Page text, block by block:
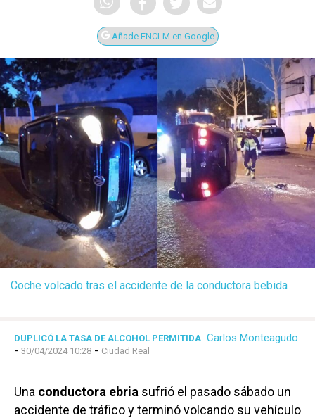
Añade ENCLM en Google
Coche volcado tras el accidente de la conductora bebida
DUPLICÓ LA TASA DE ALCOHOL PERMITIDA Carlos Monteagudo
- 30/04/2024 10:28 - Ciudad Real
Una conductora ebria sufrió el pasado sábado un
accidente de tráfico y terminó volcando su vehículo